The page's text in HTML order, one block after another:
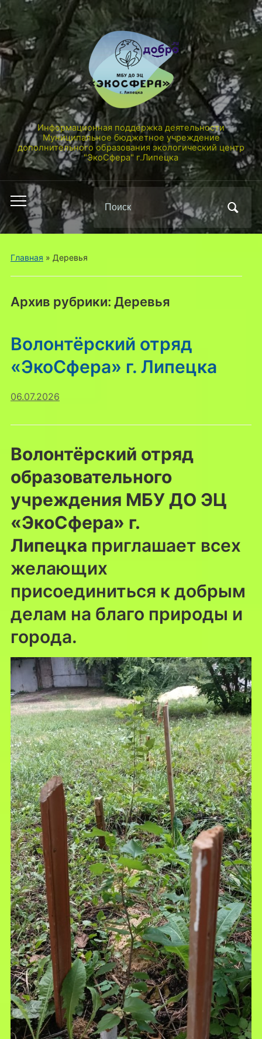
Информационная поддержка деятельности
Муниципальное бюджетное учреждение
дополнительного образования экологический центр
"ЭкоСфера" г.Липецка
Переключить
мобильное
меню
Поиск
по:
Главная » Деревья
Архив рубрики: Деревья
Волонтёрский отряд
«ЭкоСфера» г. Липецка
06.07.2026
Волонтёрский отряд
образовательного
учреждения МБУ ДО ЭЦ
«ЭкоСфера» г.
Липецка приглашает всех
желающих
присоединиться к добрым
делам на благо природы и
города.